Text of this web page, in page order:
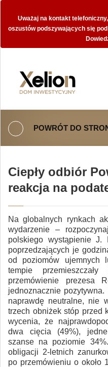
Uważaj na kontakt
oszustów podszywających się
POWRÓT DO
Ciepły odbiór
reakcja na
Na globalnych rynkach
wydarzenie –
polskiego wystąpienie
poprzedzających je
od poziomów ujemnych
tempie
przemówienie prezesa
jednoznacznie
naprawdę neutralne, nie
trzech obniżek stóp przed
wycenia, że
dwa cięcia (49%),
szanse na poziomie
obligacji 2-letnich
po przemówieniu o około